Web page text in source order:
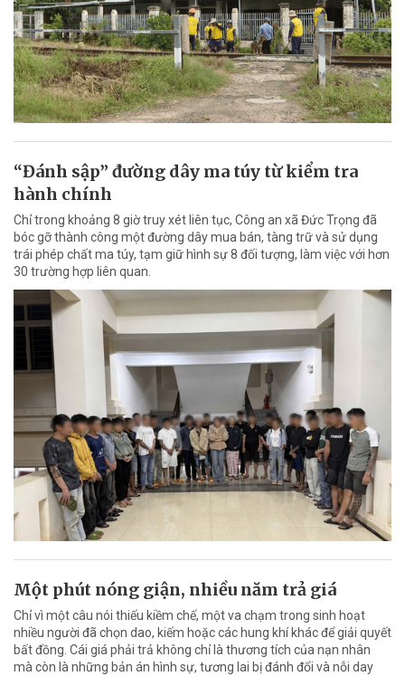
“Đánh sập” đường dây ma túy từ kiểm tra
hành chính
Chỉ trong khoảng 8 giờ truy xét liên tục, Công an xã Đức Trọng đã
bóc gỡ thành công một đường dây mua bán, tàng trữ và sử dụng
trái phép chất ma túy, tạm giữ hình sự 8 đối tượng, làm việc với hơn
30 trường hợp liên quan.
Một phút nóng giận, nhiều năm trả giá
Chỉ vì một câu nói thiếu kiềm chế, một va chạm trong sinh hoạt
nhiều người đã chọn dao, kiếm hoặc các hung khí khác để giải quyết
bất đồng. Cái giá phải trả không chỉ là thương tích của nạn nhân
mà còn là những bản án hình sự, tương lai bị đánh đổi và nỗi day